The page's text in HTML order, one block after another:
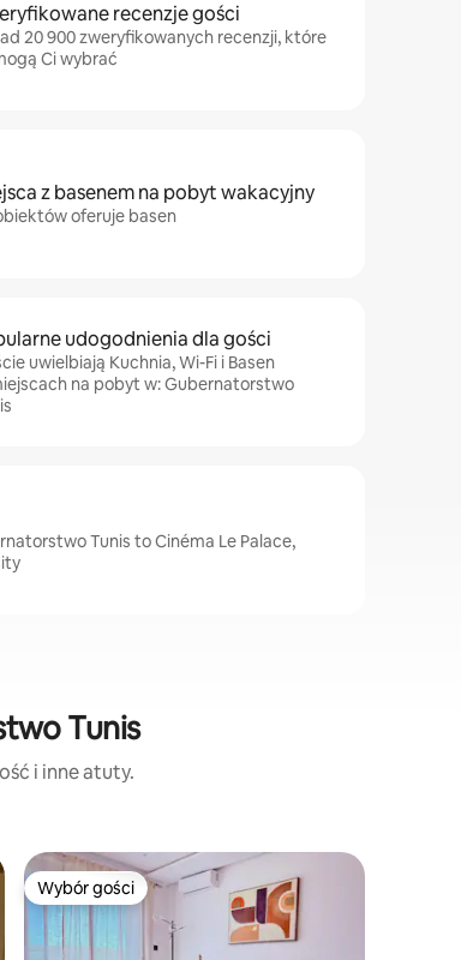
recenzje gości
20 900 zweryfikowanych recenzji, które
Ci wybrać
z basenem na pobyt wakacyjny
oferuje basen
udogodnienia dla gości
uwielbiają Kuchnia, Wi-Fi i Basen
na pobyt w: Gubernatorstwo
Tunis to Cinéma Le Palace,
Tunis
i inne atuty.
Wybór gości
Wybór gości